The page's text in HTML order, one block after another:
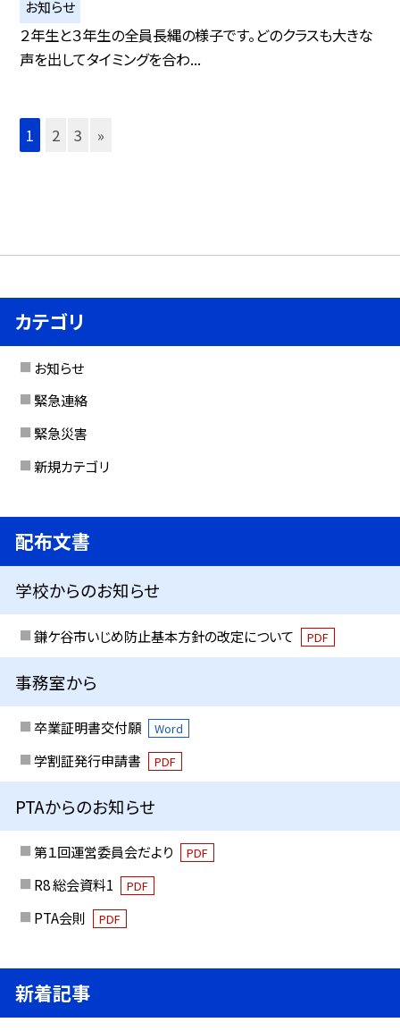
お知らせ
２年生と３年生の全員長縄の様子です。どのクラスも大きな
声を出してタイミングを合わ...
1 2 3 »
カテゴリ
お知らせ
緊急連絡
緊急災害
新規カテゴリ
配布文書
学校からのお知らせ
鎌ケ谷市いじめ防止基本方針の改定について PDF
事務室から
卒業証明書交付願 Word
学割証発行申請書 PDF
PTAからのお知らせ
第１回運営委員会だより PDF
R8 総会資料1 PDF
PTA会則 PDF
新着記事